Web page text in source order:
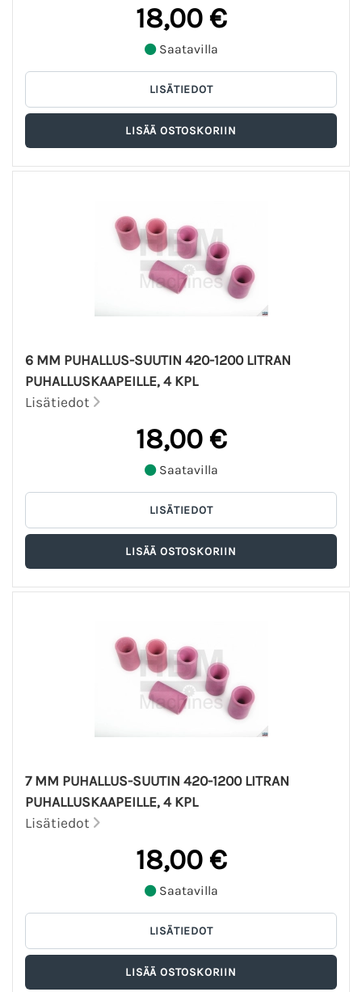
18,00 €
Saatavilla
6 MM PUHALLUS-SUUTIN 420-1200 LITRAN
PUHALLUSKAAPEILLE, 4 KPL
Lisätiedot
18,00 €
Saatavilla
7 MM PUHALLUS-SUUTIN 420-1200 LITRAN
PUHALLUSKAAPEILLE, 4 KPL
Lisätiedot
18,00 €
Saatavilla